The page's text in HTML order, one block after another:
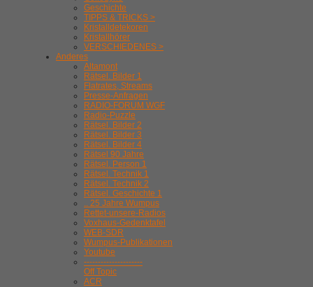
Geschichte
TIPPS & TRICKS >
Kristalldetekoren
Kristallhörer
VERSCHIEDENES >
Anderes
Altamont
Rätsel. Bilder 1
Flatrates, Streams
Presse-Anfragen
RADIO-FORUM WGF
Radio-Puzzle
Rätsel. Bilder 2
Rätsel. Bilder 3
Rätsel. Bilder 4
Rätsel 90 Jahre
Rätsel. Person 1
Rätsel. Technik 1
Rätsel. Technik 2
Rätsel. Geschichte 1
.. 25 Jahre Wumpus
Rettet-unsere-Radios
Voxhaus-Gedenktafel
WEB-SDR
Wumpus-Publikationen
Youtube
---------------------
Off Topic
ACR